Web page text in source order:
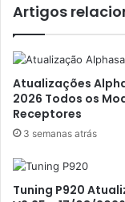
Artigos
Atualizações
2026 Todos os
Receptores
3 semanas atrás
Tuning P920